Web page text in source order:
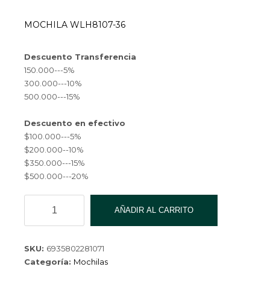
MOCHILA WLH8107-36
Descuento Transferencia
150.000---5%
300.000---10%
500.000---15%
Descuento en efectivo
$100.000---5%
$200.000--10%
$350.000---15%
$500.000---20%
WLH8107-
36
AÑADIR AL CARRITO
SKU: 6935802281071
Categoría: Mochilas